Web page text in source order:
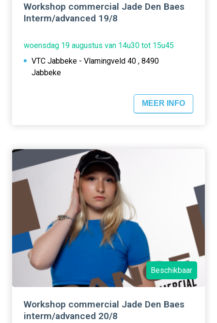
Workshop commercial Jade Den Baes
Interm/advanced 19/8
woensdag 19 augustus van 14u30 tot 15u45
VTC Jabbeke - Vlamingveld 40 , 8490
Jabbeke
MEER INFO
Beschikbaar
Workshop commercial Jade Den Baes
interm/advanced 20/8